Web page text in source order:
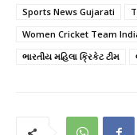
Sports News Gujarati
Women Cricket Team
ભારતીય મહિલા ક્રિકેટ ટીમ